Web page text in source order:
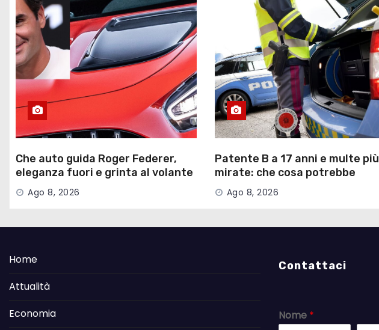
Che auto guida Roger Federer,
eleganza fuori e grinta al volante
Ago 8, 2026
Patente B a 17 anni e multe più
mirate: che cosa potrebbe
cambiare nel nuovo Codice della
Strada
Ago 8, 2026
Home
Attualità
Economia
Contattaci
Nome *